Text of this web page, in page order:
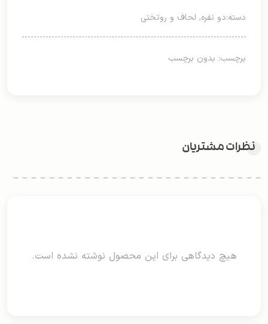
دسته:دو نفره, لحاف و روتختی
برچسب: بدون برچسب
نظرات مشتریان
هیچ دیدگاهی برای این محصول نوشته نشده است.